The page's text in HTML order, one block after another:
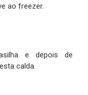
ao freezer.
e depois de
calda.